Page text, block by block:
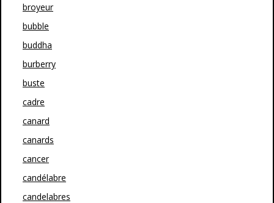
broyeur
bubble
buddha
burberry
buste
cadre
canard
canards
cancer
candélabre
candelabres